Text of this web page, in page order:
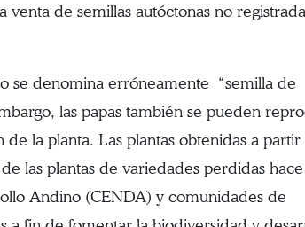
venta de semillas autóctonas no
se denomina erróneamente “semilla de
las papas también se pueden
la planta. Las plantas obtenidas a partir
las plantas de variedades perdidas hace
Andino (CENDA) y comunidades de